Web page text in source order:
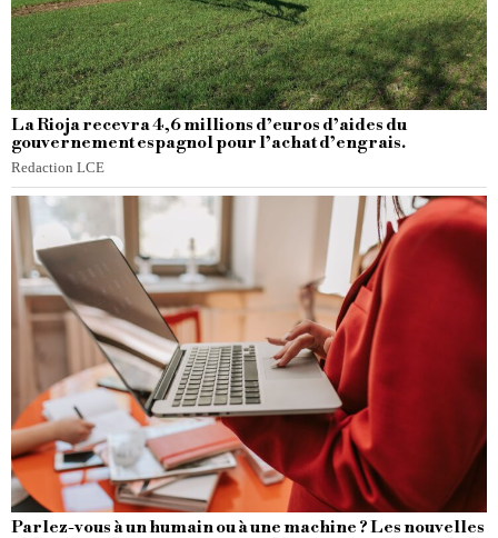
La Rioja recevra 4,6 millions d’euros d’aides du
gouvernement espagnol pour l’achat d’engrais.
Redaction LCE
Parlez-vous à un humain ou à une machine ? Les nouvelles